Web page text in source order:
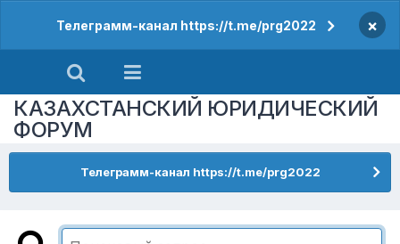
Телеграмм-канал https://t.me/prg2022 ×
КАЗАХСТАНСКИЙ ЮРИДИЧЕСКИЙ
ФОРУМ
Телеграмм-канал https://t.me/prg2022